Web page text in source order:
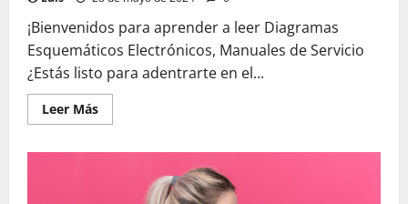
¡Bienvenidos para aprender a leer Diagramas
Esquemáticos Electrónicos, Manuales de Servicio
¿Estás listo para adentrarte en el...
Leer MásLeer
más
Diagramas